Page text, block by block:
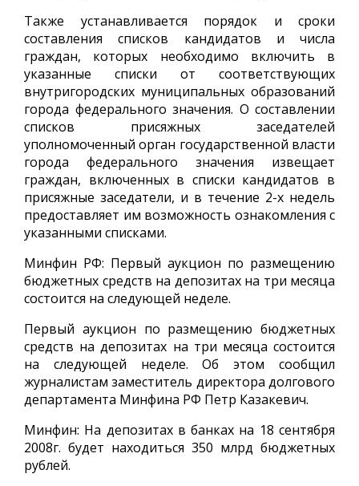
Также устанавливается порядок и сроки
составления списков кандидатов и числа
граждан, которых необходимо включить в
указанные списки от соответствующих
внутригородских муниципальных образований
города федерального значения. О составлении
списков присяжных заседателей
уполномоченный орган государственной власти
города федерального значения извещает
граждан, включенных в списки кандидатов в
присяжные заседатели, и в течение 2-х недель
предоставляет им возможность ознакомления с
указанными списками.
Минфин РФ: Первый аукцион по размещению
бюджетных средств на депозитах на три месяца
состоится на следующей неделе.
Первый аукцион по размещению бюджетных
средств на депозитах на три месяца состоится
на следующей неделе. Об этом сообщил
журналистам заместитель директора долгового
департамента Минфина РФ Петр Казакевич.
Минфин: На депозитах в банках на 18 сентября
2008г. будет находиться 350 млрд бюджетных
рублей.